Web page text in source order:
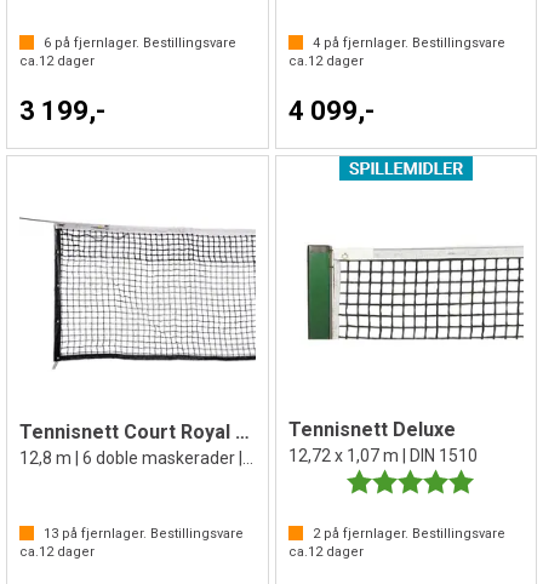
6 på fjernlager. Bestillingsvare
ca.12dager
3 199,-
4på fjernlager. Bestillingsvare
ca.12dager
4 099,-
Tennisnett Court Royal Double Row
13 på fjernlager. Bestillingsvare
ca.12dager
Tennisnett Deluxe
12,72 x 1,07 m | DIN 1510
Karakter:
2på fjernlager. Bestillingsvare
ca.12dager